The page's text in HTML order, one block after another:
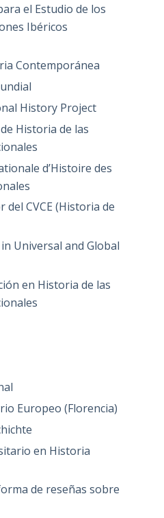
el Estudio de los
Ibéricos
Contemporánea
History Project
Historia de las
d’Histoire des
CVCE (Historia de
Universal and Global
en Historia de las
Europeo (Florencia)
en Historia
de reseñas sobre